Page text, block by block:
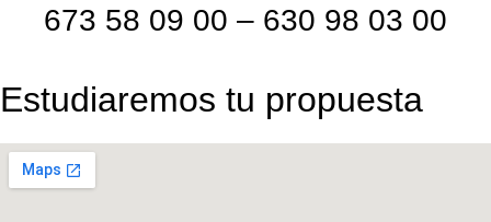
673 58 09 00 – 630 98 03 00
Estudiaremos tu propuesta